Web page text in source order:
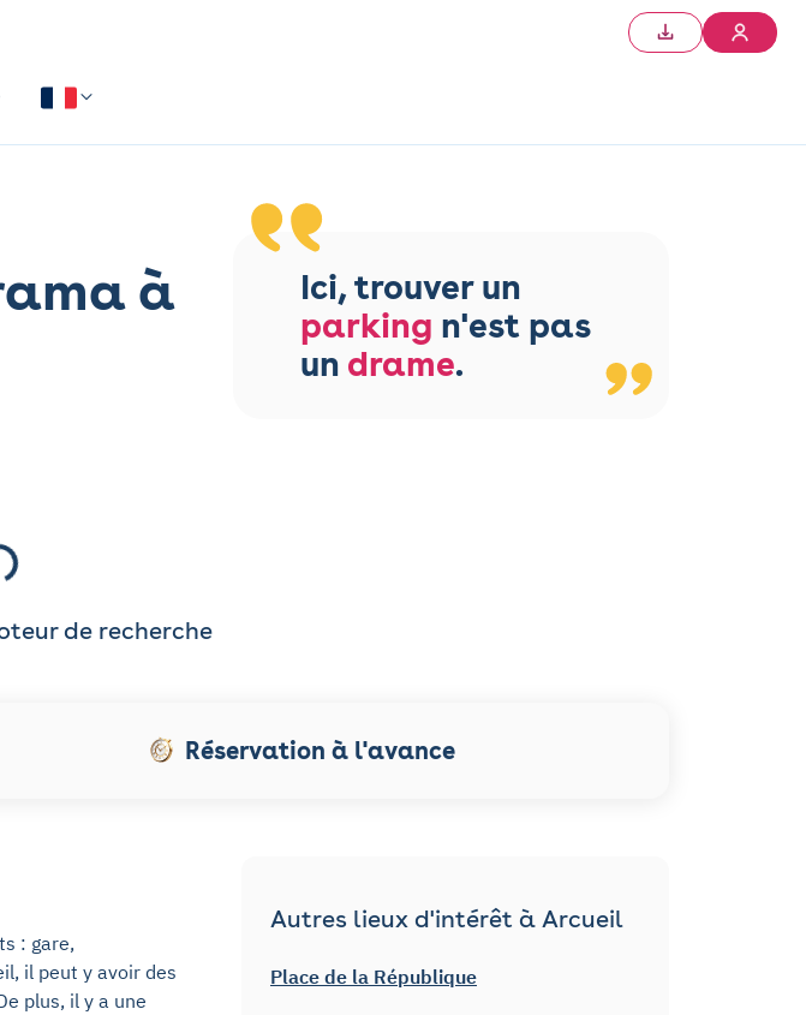
à
Ici, trouver un
parking n'est pas
un drame.
de recherche
Réservation à l'avance
: gare,
il peut y avoir des
plus, il y a une
Autres lieux d'intérêt à Arcueil
Place de la République